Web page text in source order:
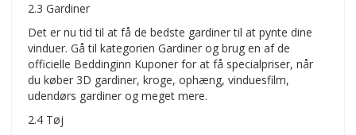
2.3 Gardiner
Det er nu tid til at få de bedste gardiner til at pynte dine
vinduer. Gå til kategorien Gardiner og brug en af de
officielle Beddinginn Kuponer for at få specialpriser, når
du køber 3D gardiner, kroge, ophæng, vinduesfilm,
udendørs gardiner og meget mere.
2.4 Tøj